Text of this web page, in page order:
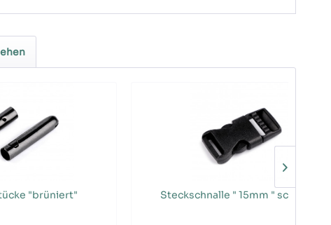
"brüniert" Steckschnalle " 15mm " schwarz